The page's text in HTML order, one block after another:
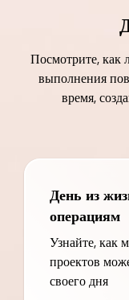
Посмотрите, как
выполнения
время,
День из
операциям
Узнайте, как
проектов
своего дня